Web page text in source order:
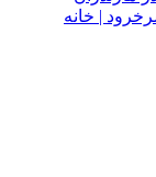
| خانه